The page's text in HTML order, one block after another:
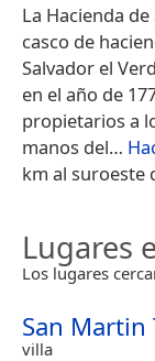
La Hacienda
casco de
Salvador el
en el año de
propietarios a
manos del…
km al suroeste
Lugares
Los lugares
San Martin
villa